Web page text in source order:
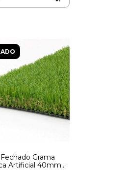
Grama
Artificial 40mm